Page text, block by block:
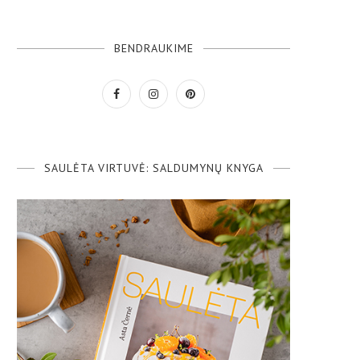
BENDRAUKIME
SAULĖTA VIRTUVĖ: SALDUMYNŲ KNYGA